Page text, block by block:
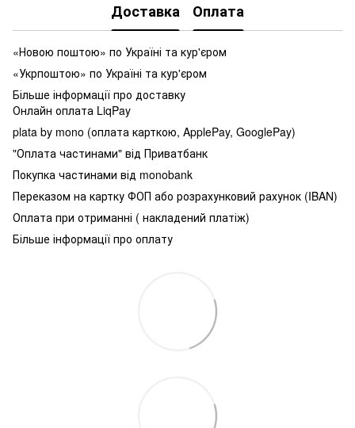
Доставка Оплата
«Новою поштою» по Україні та кур'єром
«Укрпоштою» по Україні та кур'єром
Більше інформації про доставку
Онлайн оплата LiqPay
plata by mono (оплата карткою, ApplePay, GooglePay)
"Оплата частинами" від Приватбанк
Покупка частинами від monobank
Переказом на картку ФОП або розрахунковий рахунок (IBAN)
Оплата при отриманні ( накладений платіж)
Більше інформації про оплату